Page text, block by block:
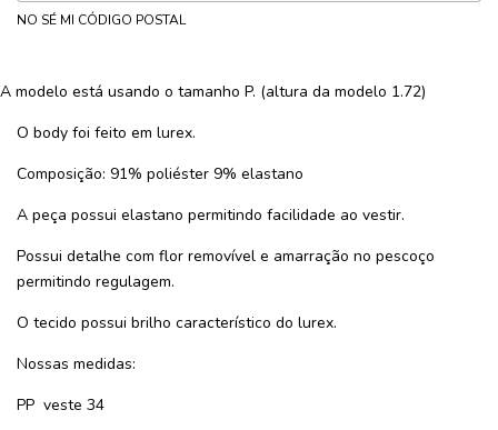
NO SÉ MI CÓDIGO POSTAL
A modelo está usando o tamanho P. (altura da modelo 1.72)
O body foi feito em lurex.
Composição: 91% poliéster 9% elastano
A peça possui elastano permitindo facilidade ao vestir.
Possui detalhe com flor removível e amarração no pescoço
permitindo regulagem.
O tecido possui brilho característico do lurex.
Nossas medidas:
PP veste 34